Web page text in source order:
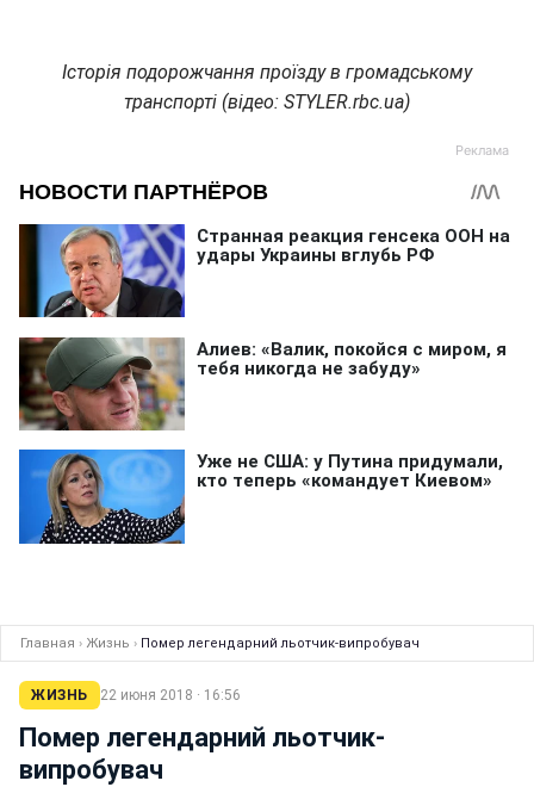
Історія подорожчання проїзду в громадському
транспорті (відео: STYLER.rbc.ua)
Главная › Жизнь › Помер легендарний льотчик-випробувач
ЖИЗНЬ 22 июня 2018 · 16:56
Помер легендарний льотчик-
випробувач